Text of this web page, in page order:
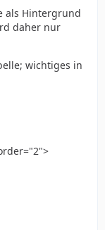
als Hintergrund
daher nur
wichtiges in